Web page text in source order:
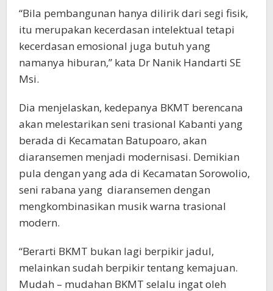
“Bila pembangunan hanya dilirik dari segi fisik,
itu merupakan kecerdasan intelektual tetapi
kecerdasan emosional juga butuh yang
namanya hiburan,” kata Dr Nanik Handarti SE
Msi.
Dia menjelaskan, kedepanya BKMT berencana
akan melestarikan seni trasional Kabanti yang
berada di Kecamatan Batupoaro, akan
diaransemen menjadi modernisasi. Demikian
pula dengan yang ada di Kecamatan Sorowolio,
seni rabana yang diaransemen dengan
mengkombinasikan musik warna trasional
modern.
“Berarti BKMT bukan lagi berpikir jadul,
melainkan sudah berpikir tentang kemajuan.
Mudah – mudahan BKMT selalu ingat oleh